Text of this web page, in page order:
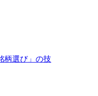
柄選び」の技